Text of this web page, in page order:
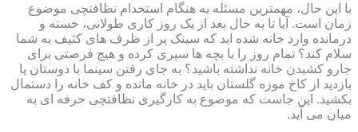
با این حال، مهمترین مسئله به هنگام استخدام نظافتچی موضوع
زمان است. آیا تا به حال بعد از یک روز کاری طولانی، خسته و
درمانده وارد خانه شده اید که سینک پر از ظرف های کثیف به شما
سلام کند؟ تمام روز را با بچه ها سپری کرده و هیچ فرصتی برای
جارو کشیدن خانه نداشته باشید؟ به جای رفتن سینما با دوستان یا
بازدید از کاخ موزه گلستان باید در خانه مانده و کف خانه را دستمال
بکشید. این جاست که موضوع به کارگیری نظافتچی حرفه ای به
میان می آید.